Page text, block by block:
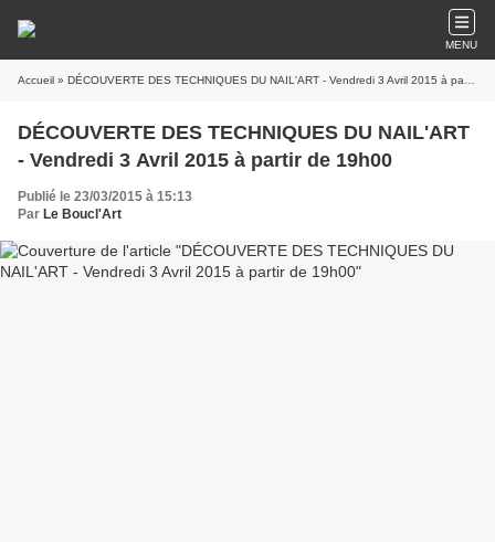
MENU
Accueil » DÉCOUVERTE DES TECHNIQUES DU NAIL'ART - Vendredi 3 Avril 2015 à partir de 19h00
DÉCOUVERTE DES TECHNIQUES DU NAIL'ART
- Vendredi 3 Avril 2015 à partir de 19h00
Publié le 23/03/2015 à 15:13
Par Le Boucl'Art